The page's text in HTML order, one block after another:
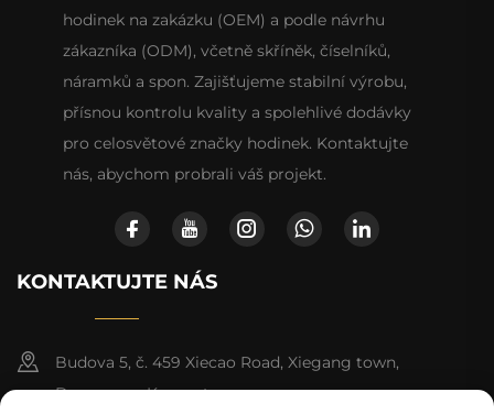
hodinek na zakázku (OEM) a podle návrhu
zákazníka (ODM), včetně skříněk, číselníků,
náramků a spon. Zajišťujeme stabilní výrobu,
přísnou kontrolu kvality a spolehlivé dodávky
pro celosvětové značky hodinek. Kontaktujte
nás, abychom probrali váš projekt.
KONTAKTUJTE NÁS
Budova 5, č. 459 Xiecao Road, Xiegang town,
Dongguan, Kuang-tung